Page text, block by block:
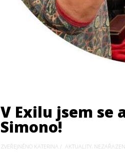
V Exilu jsem se
Simono!
ZVEŘEJNĚNO KATERINA AKTUALITY